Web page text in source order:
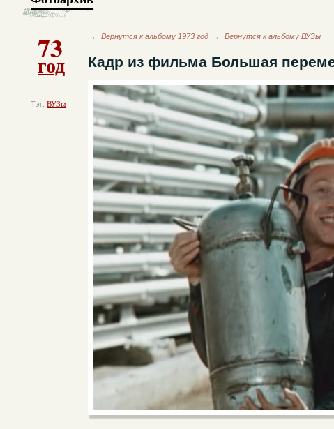
73
год
Тэг: ВУЗы
← Вернутся к альбому 1973 год ← Вернутся к альбому ВУЗы
Кадр из фильма Большая